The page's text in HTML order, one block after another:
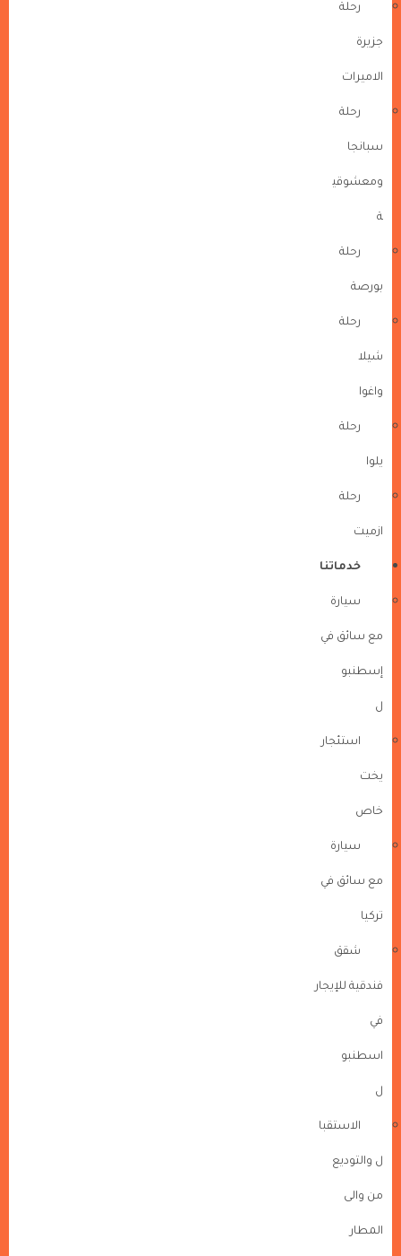
رحلة
جزيرة
الاميرات
رحلة
سبانجا
ومعشوقي
ة
رحلة
بورصة
رحلة
شيلا
واغوا
رحلة
يلوا
رحلة
ازميت
خدماتنا
سيارة
مع سائق في
إسطنبو
ل
استئجار
يخت
خاص
سيارة
مع سائق في
تركيا
شقق
فندقية للإيجار
في
اسطنبو
ل
الاستقبا
ل والتوديع
من والى
المطار